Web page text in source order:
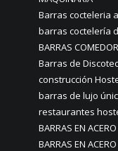
Barras cocteleria
barras coctelería
BARRAS
Barras de
construcción
barras de lujo
restaurantes
BARRAS EN
BARRAS EN